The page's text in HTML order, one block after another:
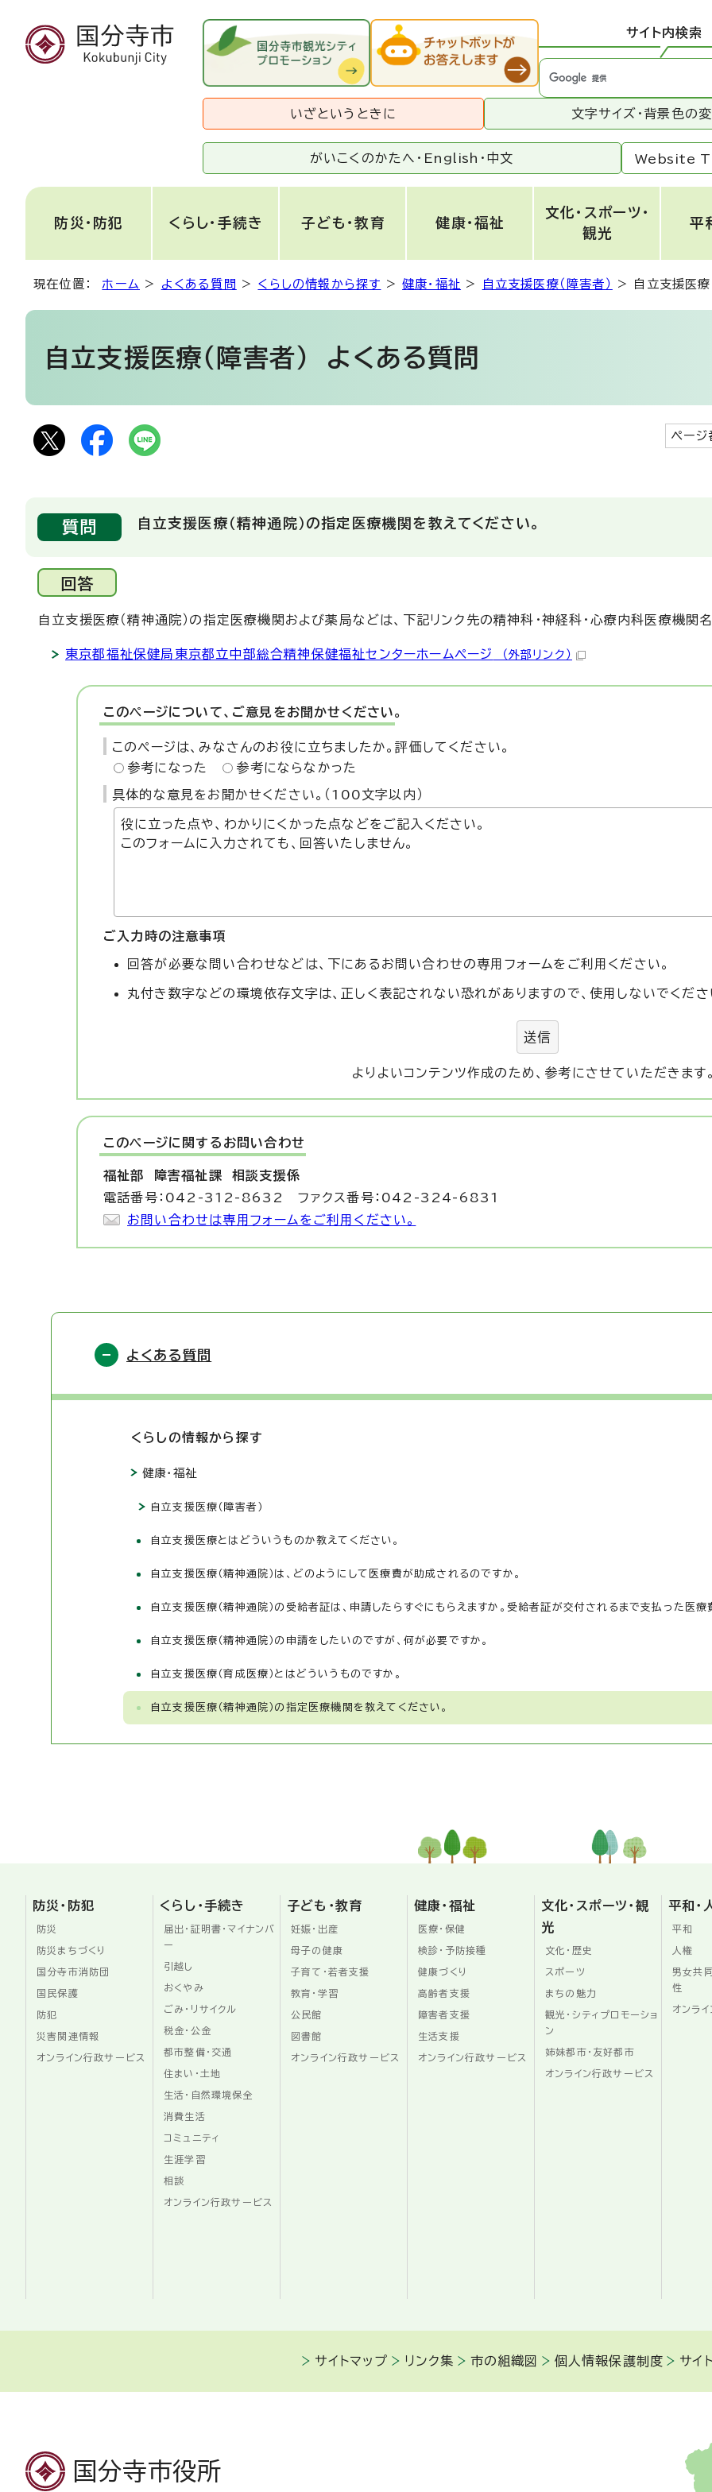
サイト内検索
いざというときに 文字サイズ・背景色の
がいこくのかたへ・ English ・ 中文 Website
防災・防犯 くらし・手続き 子ども・教育 健康・福祉
文化・スポーツ・
観光
平
現在位置： ホーム > よくある質問 > くらしの情報から探す >健康・福祉 > 自立支援医療（障害者） > 自立支援医
自立支援医療（障害者） よくある質問
ペー
質問 自立支援医療（精神通院）の指定医療機関を教えてください。
回答
自立支援医療（精神通院）の指定医療機関および薬局などは、下記リンク先の精神科・神経科・心療内科医療機関
東京都福祉保健局東京都立中部総合精神保健福祉センターホームページ （外部リンク）
このページについて、ご意見をお聞かせください。
このページは、みなさんのお役に立ちましたか。評価してください。
参考になった
参考にならなかった
具体的な意見をお聞かせください。（100文字以内）
ご入力時の注意事項
回答が必要な問い合わせなどは、下にあるお問い合わせの専用フォームをご利用ください。
丸付き数字などの環境依存文字は、正しく表記されない恐れがありますので、使用しないでくださ
送信
よりよいコンテンツ作成のため、参考にさせていただきます
このページに関する お問い合わせ
福祉部 障害福祉課 相談支援係
電話番号：042-312-8632 ファクス番号：042-324-6831
お問い合わせは専用フォームをご利用ください。
よくある質問
くらしの情報から探す
健康・福祉
自立支援医療（障害者）
自立支援医療とはどういうものか教えてください。
自立支援医療（精神通院）は、どのようにして医療費が助成されるのですか。
自立支援医療（精神通院）の受給者証は、申請したらすぐにもらえますか。受給者証が交付されるまで支払った医療
自立支援医療（精神通院）の申請をしたいのですが、何が必要ですか。
自立支援医療（育成医療）とはどういうものですか。
自立支援医療（精神通院）の指定医療機関を教えてください。
防災・防犯
防災
防災まちづくり
国分寺市消防団
国民保護
防犯
災害関連情報
オンライン行政サービス
くらし・手続き
届出・証明書・マイナンバ
ー
引越し
おくやみ
ごみ・リサイクル
税金・公金
都市整備・交通
住まい・土地
生活・自然環境保全
消費生活
コミュニティ
生涯学習
相談
オンライン行政サービス
子ども・教育
妊娠・出産
母子の健康
子育て・若者支援
教育・学習
公民館
図書館
オンライン行政サービス
健康・福祉
医療・保健
検診・予防接種
健康づくり
高齢者支援
障害者支援
生活支援
オンライン行政サービス
文化・スポーツ・観
光
文化・歴史
スポーツ
まちの魅力
観光・シティプロモーショ
ン
姉妹都市・友好都市
オンライン行政サービス
平和・
平和
人権
男女共
性
オンラ
サイトマップ リンク集 市の組織図 個人情報保護制度 サイ
国分寺市役所